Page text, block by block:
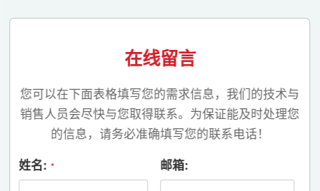
在线留言
您可以在下面表格填写您的需求信息，我们的技术与
销售人员会尽快与您取得联系。为保证能及时处理您
的信息，请务必准确填写您的联系电话！
姓名:* 邮箱: